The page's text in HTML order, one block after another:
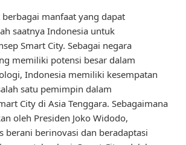
manfaat yang dapat
saatnya Indonesia untuk
Smart City. Sebagai negara
memiliki potensi besar dalam
Indonesia memiliki kesempatan
satu pemimpin dalam
City di Asia Tenggara. Sebagaimana
oleh Presiden Joko Widodo,
berani berinovasi dan beradaptasi